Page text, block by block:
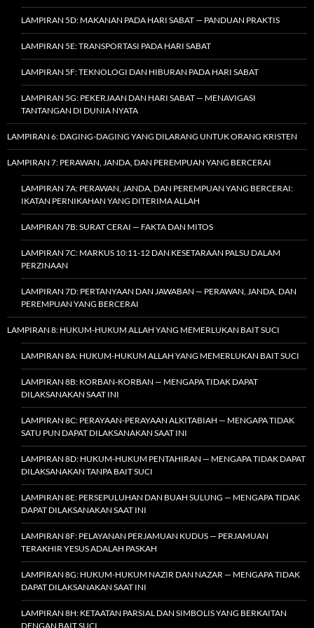
LAMPIRAN 5D: MAKANAN PADA HARI SABAT — PANDUAN PRAKTIS
LAMPIRAN 5E: TRANSPORTASI PADA HARI SABAT
LAMPIRAN 5F: TEKNOLOGI DAN HIBURAN PADA HARI SABAT
LAMPIRAN 5G: PEKERJAAN DAN HARI SABAT — MENAVIGASI
TANTANGAN DI DUNIA NYATA
LAMPIRAN 6: DAGING-DAGING YANG DILARANG UNTUK ORANG KRISTEN
LAMPIRAN 7: PERAWAN, JANDA, DAN PEREMPUAN YANG BERCERAI
LAMPIRAN 7A: PERAWAN, JANDA, DAN PEREMPUAN YANG BERCERAI:
IKATAN PERNIKAHAN YANG DITERIMA ALLAH
LAMPIRAN 7B: SURAT CERAI — FAKTA DAN MITOS
LAMPIRAN 7C: MARKUS 10:11-12 DAN KESETARAAN PALSU DALAM
PERZINAAN
LAMPIRAN 7D: PERTANYAAN DAN JAWABAN — PERAWAN, JANDA, DAN
PEREMPUAN YANG BERCERAI
LAMPIRAN 8: HUKUM-HUKUM ALLAH YANG MEMERLUKAN BAIT SUCI
LAMPIRAN 8A: HUKUM-HUKUM ALLAH YANG MEMERLUKAN BAIT SUCI
LAMPIRAN 8B: KORBAN-KORBAN — MENGAPA TIDAK DAPAT
DILAKSANAKAN SAAT INI
LAMPIRAN 8C: PERAYAAN-PERAYAAN ALKITABIAH — MENGAPA TIDAK
SATU PUN DAPAT DILAKSANAKAN SAAT INI
LAMPIRAN 8D: HUKUM-HUKUM PENTAHIRAN — MENGAPA TIDAK DAPAT
DILAKSANAKAN TANPA BAIT SUCI
LAMPIRAN 8E: PERSEPULUHAN DAN BUAH SULUNG — MENGAPA TIDAK
DAPAT DILAKSANAKAN SAAT INI
LAMPIRAN 8F: PELAYANAN PERJAMUAN KUDUS — PERJAMUAN
TERAKHIR YESUS ADALAH PASKAH
LAMPIRAN 8G: HUKUM-HUKUM NAZIR DAN NAZAR — MENGAPA TIDAK
DAPAT DILAKSANAKAN SAAT INI
LAMPIRAN 8H: KETAATAN PARSIAL DAN SIMBOLIS YANG BERKAITAN
DENGAN BAIT SUCI